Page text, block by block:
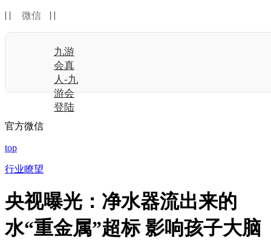
| | 微信 | |
九游
会真
人-九
游会
登陆
官方微信
top
行业瞭望
央视曝光：净水器流出来的
水“重金属”超标 影响孩子大脑